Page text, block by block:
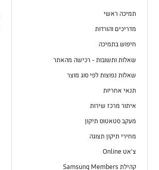
תמיכה ראשי
מדריכים והורדות
חיפוש בתמיכה
שאלות ותשובות - רכישה מהאתר
שאלות נפוצות לפי סוג מוצר
תנאי אחריות
איתור מרכז שירות
מעקב סטאטוס תיקון
מחירי תיקון תצוגה
צ'אט Online
קהילת Samsung Members